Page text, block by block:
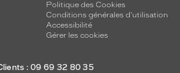
Politique des Cookies
Conditions générales d'utilisation
Accessibilité
Gérer les cookies
: 09 69 32 80 35